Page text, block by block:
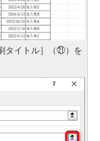
タイトル］（㉑）を